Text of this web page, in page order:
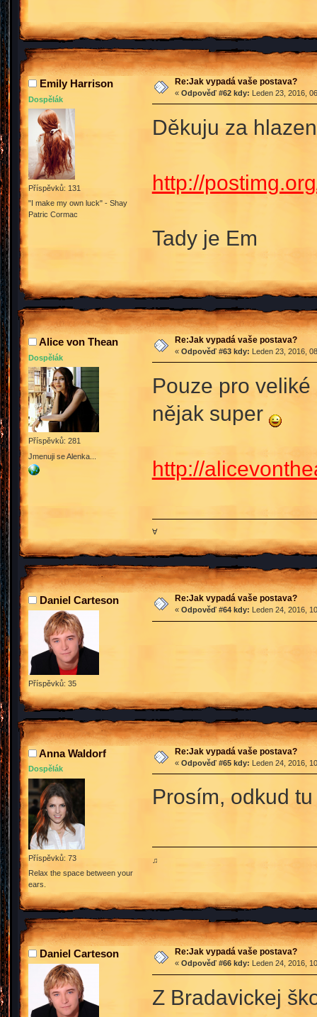
Emily Harrison
Dospělák
Příspěvků: 131
"I make my own luck" - Shay
Patric Cormac
Re:Jak vypadá vaše postava?
« Odpověď #62 kdy: Leden 23, 2016,
Děkuju za
http://
Tady je Em
Alice von Thean
Dospělák
Příspěvků: 281
Jmenuji se Alenka...
Re:Jak vypadá vaše postava?
« Odpověď #63 kdy: Leden 23, 2016,
Pouze pro
nějak super
http://
∀
Daniel Carteson
Příspěvků: 35
Re:Jak vypadá vaše postava?
« Odpověď #64 kdy: Leden 24, 2016,
Anna Waldorf
Dospělák
Příspěvků: 73
Relax the space between your
ears.
Re:Jak vypadá vaše postava?
« Odpověď #65 kdy: Leden 24, 2016,
Prosím, odkud
♫
Daniel Carteson Re:Jak vypadá vaše postava?
« Odpověď #66 kdy: Leden 24, 2016,
Z Bradavickej